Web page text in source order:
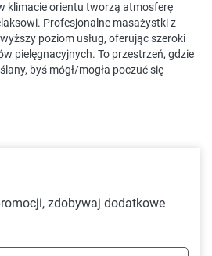
klimacie orientu tworzą atmosferę
Profesjonalne masażystki z
poziom usług, oferując szeroki
pielęgnacyjnych. To przestrzeń, gdzie
byś mógł/mogła poczuć się
zdobywaj dodatkowe